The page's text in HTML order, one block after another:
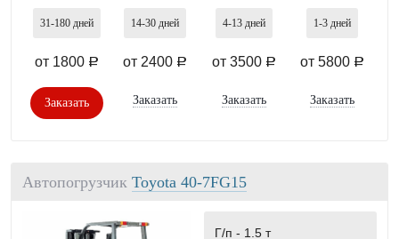
31-180 дней
от 1800 a
Заказать
14-30 дней
от 2400 a
Заказать
4-13 дней
от 3500 a
Заказать
1-3 дней
от 5800 a
Заказать
Автопогрузчик Toyota 40-7FG15
Г/п - 1.5 т